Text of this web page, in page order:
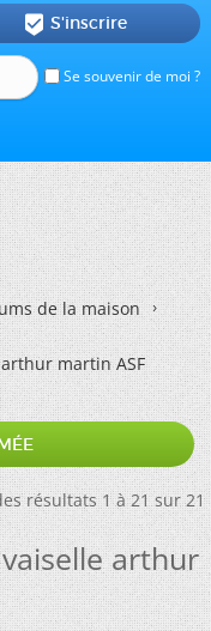
Se souvenir de moi ?
 S'inscrire
de la maison
martin ASF
résultats 1 à 21 sur 21
arthur